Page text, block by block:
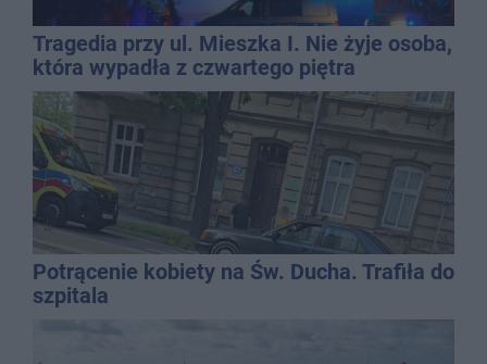
Tragedia przy ul. Mieszka I. Nie żyje osoba,
która wypadła z czwartego piętra
Potrącenie kobiety na Św. Ducha. Trafiła do
szpitala